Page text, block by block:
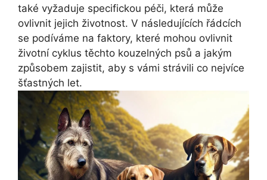
také vyžaduje specifickou péči, která může
ovlivnit jejich životnost. V následujících řádcích
se podíváme na faktory, které mohou ovlivnit
životní cyklus těchto kouzelných psů a jakým
způsobem zajistit, aby s vámi strávili co nejvíce
šťastných let.